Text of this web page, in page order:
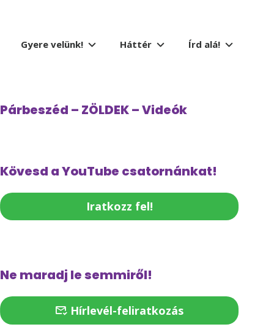
Gyere velünk! Háttér Írd alá!
Párbeszéd – ZÖLDEK – Videók
Kövesd a YouTube csatornánkat!
Iratkozz fel!
Ne maradj le semmiről!
Hírlevél-feliratkozás